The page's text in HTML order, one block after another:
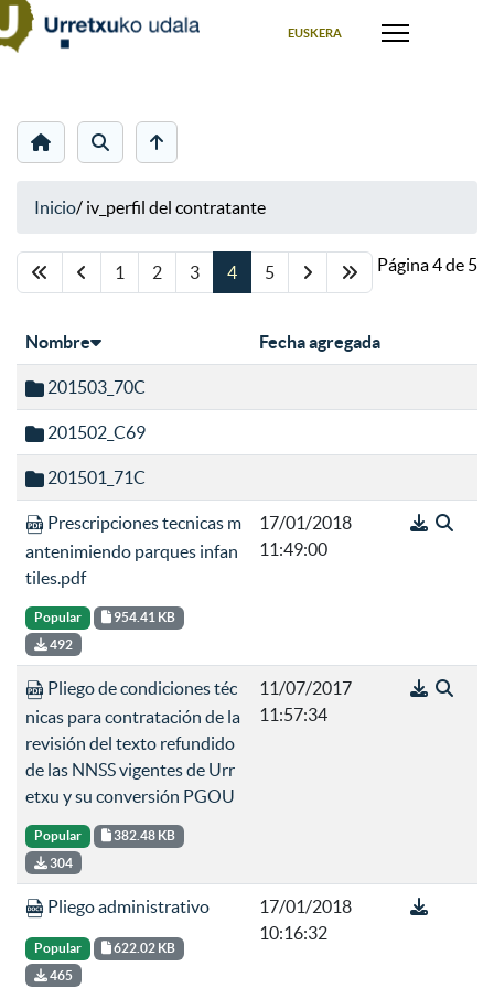
EUSKERA
Inicio/ iv_perfil del contratante
Página 4 de 5
1 2 3 4 5
Nombre Fecha agregada
201503_70C
201502_C69
201501_71C
Prescripciones tecnicas m
antenimiendo parques infan
tiles.pdf
Popular
954.41 KB
492
17/01/2018
11:49:00
Pliego de condiciones téc
nicas para contratación de la
revisión del texto refundido
de las NNSS vigentes de Urr
etxu y su conversión PGOU
Popular
382.48 KB
304
11/07/2017
11:57:34
Pliego administrativo
Popular
622.02 KB
465
17/01/2018
10:16:32